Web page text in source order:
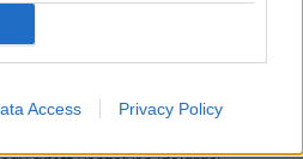
Access Privacy Policy
és riasztással érintett és